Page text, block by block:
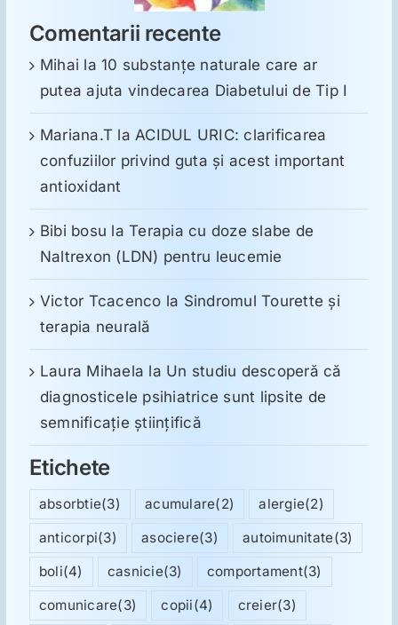
Comentarii recente
Mihai la10 substanţe naturale care ar
putea ajuta vindecarea Diabetului de Tip I
Mariana.T laACIDUL URIC: clarificarea
confuziilor privind guta și acest important
antioxidant
Bibi bosu laTerapia cu doze slabe de
Naltrexon (LDN) pentru leucemie
Victor Tcacenco la Sindromul Tourette şi
terapia neurală
Laura Mihaela la Un studiu descoperă că
diagnosticele psihiatrice sunt lipsite de
semnificație științifică
Etichete
absorbtie(3) acumulare(2) alergie(2)
anticorpi(3) asociere(3) autoimunitate(3)
boli(4) casnicie(3) comportament(3)
comunicare(3) copii(4) creier(3)